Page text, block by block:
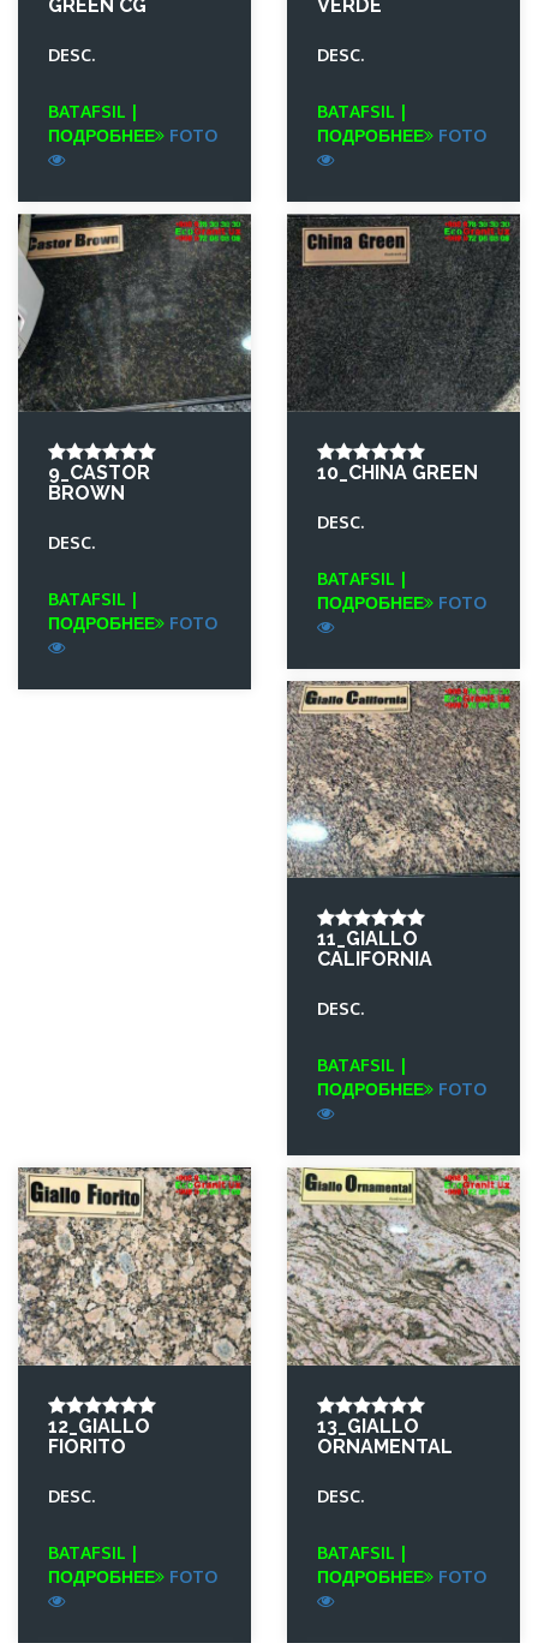
GREEN CG
DESC.
BATAFSIL |
ПОДРОБНЕЕ
FOTO
VERDE
DESC.
BATAFSIL |
ПОДРОБНЕЕ
FOTO
9_CASTOR
BROWN
DESC.
BATAFSIL |
ПОДРОБНЕЕ
FOTO
10_CHINA GREEN
DESC.
BATAFSIL |
ПОДРОБНЕЕ
FOTO
11_GIALLO
CALIFORNIA
DESC.
BATAFSIL |
ПОДРОБНЕЕ
FOTO
12_GIALLO
FIORITO
DESC.
BATAFSIL |
ПОДРОБНЕЕ
FOTO
13_GIALLO
ORNAMENTAL
DESC.
BATAFSIL |
ПОДРОБНЕЕ
FOTO